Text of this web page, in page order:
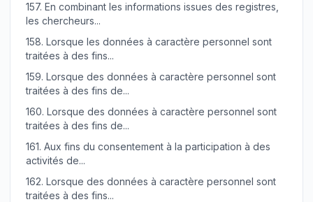
157. En combinant les informations issues des registres,
les chercheurs...
158. Lorsque les données à caractère personnel sont
traitées à des fins...
159. Lorsque des données à caractère personnel sont
traitées à des fins de...
160. Lorsque des données à caractère personnel sont
traitées à des fins de...
161. Aux fins du consentement à la participation à des
activités de...
162. Lorsque des données à caractère personnel sont
traitées à des fins...